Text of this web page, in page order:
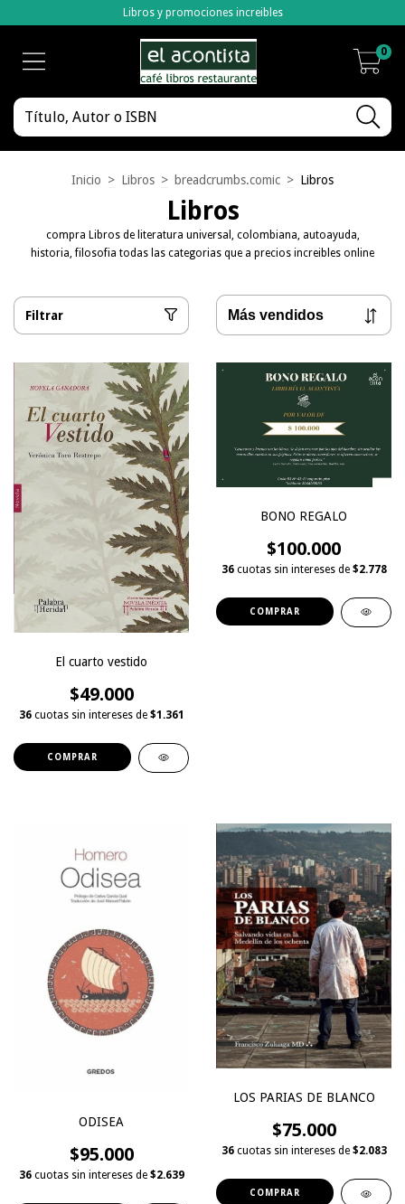
Libros y promociones increibles
0
Inicio > Libros > breadcrumbs.comic > Libros
Libros
compra Libros de literatura universal, colombiana, autoayuda,
historia, filosofia todas las categorias que a precios increibles online
Filtrar
El cuarto vestido
$49.000
36 cuotas sin intereses de $1.361
BONO REGALO
$100.000
36 cuotas sin intereses de $2.778
ODISEA
$95.000
36 cuotas sin intereses de $2.639
LOS PARIAS DE BLANCO
$75.000
36 cuotas sin intereses de $2.083